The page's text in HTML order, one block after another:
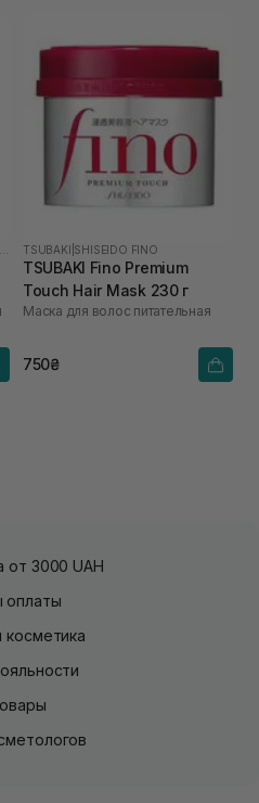
TSUBAKI SHISEIDO FINO
TSUBAKI Fino Premium
Touch Hair Mask 230 г
Маска для волос питательная
750₴
от 3000 UAH
оплаты
косметика